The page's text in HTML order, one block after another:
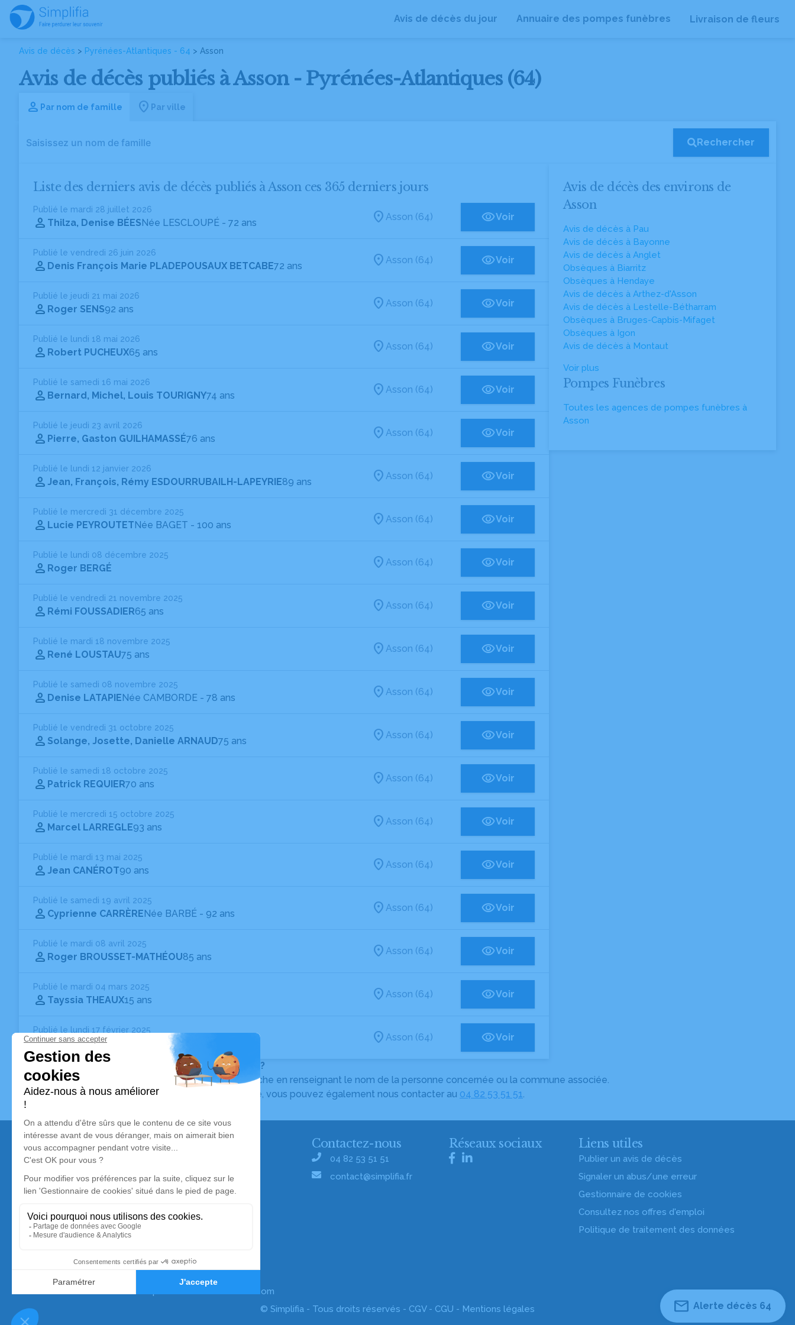
Avis de décès du jour Annuaire des pompes funèbres Livraison de fleurs
Avis de décès > Pyrénées-Atlantiques - 64 > Asson
Avis de décès publiés à Asson - Pyrénées-Atlantiques (64)
Par nom de famille Par ville
Rechercher
Liste des derniers avis de décès publiés à Asson ces 365 derniers jours
Publié le mardi 28 juillet 2026
Thilza, Denise BÉESNée LESCLOUPÉ - 72 ans
Asson (64) Voir
Publié le vendredi 26 juin 2026
Denis François Marie PLADEPOUSAUX BETCABE72 ans
Asson (64) Voir
Publié le jeudi 21 mai 2026
Roger SENS92 ans
Asson (64) Voir
Publié le lundi 18 mai 2026
Robert PUCHEUX65 ans
Asson (64) Voir
Publié le samedi 16 mai 2026
Bernard, Michel, Louis TOURIGNY74 ans
Asson (64) Voir
Publié le jeudi 23 avril 2026
Pierre, Gaston GUILHAMASSÉ76 ans
Asson (64) Voir
Publié le lundi 12 janvier 2026
Jean, François, Rémy ESDOURRUBAILH-LAPEYRIE89 ans
Asson (64) Voir
Publié le mercredi 31 décembre 2025
Lucie PEYROUTETNée BAGET - 100 ans
Asson (64) Voir
Publié le lundi 08 décembre 2025
Roger BERGÉ
Asson (64) Voir
Publié le vendredi 21 novembre 2025
Rémi FOUSSADIER65 ans
Asson (64) Voir
Publié le mardi 18 novembre 2025
René LOUSTAU75 ans
Asson (64) Voir
Publié le samedi 08 novembre 2025
Denise LATAPIENée CAMBORDE - 78 ans
Asson (64) Voir
Publié le vendredi 31 octobre 2025
Solange, Josette, Danielle ARNAUD75 ans
Asson (64) Voir
Publié le samedi 18 octobre 2025
Patrick REQUIER70 ans
Asson (64) Voir
Publié le mercredi 15 octobre 2025
Marcel LARREGLE93 ans
Asson (64) Voir
Publié le mardi 13 mai 2025
Jean CANÉROT90 ans
Asson (64) Voir
Publié le samedi 19 avril 2025
Cyprienne CARRÈRENée BARBÉ - 92 ans
Asson (64) Voir
Publié le mardi 08 avril 2025
Roger BROUSSET-MATHÉOU85 ans
Asson (64) Voir
Publié le mardi 04 mars 2025
Tayssia THEAUX15 ans
Asson (64) Voir
Publié le lundi 17 février 2025
Sylvie CANTON Née LABORDE
Asson (64) Voir
Avis de décès des environs de
Asson
Avis de décès à Pau
Avis de décès à Bayonne
Avis de décès à Anglet
Obsèques à Biarritz
Obsèques à Hendaye
Avis de décès à Arthez-d'Asson
Avis de décès à Lestelle-Bétharram
Obsèques à Bruges-Capbis-Mifaget
Obsèques à Igon
Avis de décès à Montaut
Voir plus
Pompes Funèbres
Toutes les agences de pompes funèbres à
Asson
Vous ne trouvez pas l’avis de décès recherché ?
Pour affiner votre recherche, utilisez la barre de recherche en renseignant le nom de la personne concernée ou la commune associée.
Pour toute question relative au fonctionnement du site, vous pouvez également nous contacter au 04 82 53 51 51.
Alerte décès 64
Nos services
Avis de décès
Liste des familles
Annuaire des pompes funèbres
Livraison de fleurs
Simplifia est membre de la Silver Alliance,
premier collectif de marques dédié au mieux vieillir
www.silveralliance.com
Contactez-nous
04 82 53 51 51
contact@simplifia.fr
Réseaux sociaux Liens utiles
Publier un avis de décès
Signaler un abus/une erreur
Gestionnaire de cookies
Consultez nos offres d'emploi
Politique de traitement des données
© Simplifia - Tous droits réservés - CGV- CGU - Mentions légales